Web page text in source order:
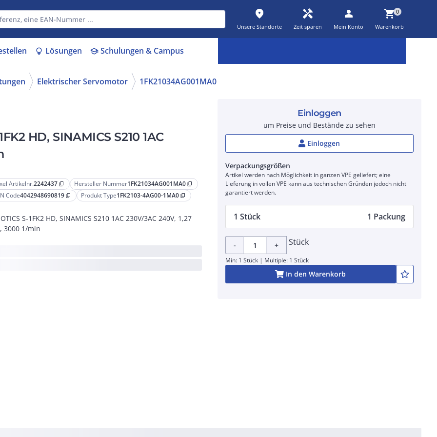
place
Unsere Standorte
handyman
Zeit sparen
person
Mein Konto
shopping_cart0
Warenkorb
lightbulb Lösungen schoolSchulungen & Campus
Elektrischer Servomotor 1FK21034AG001MA0
HD, SINAMICS S210 1AC
Artikelnr.2242437 content_copy Hersteller Nummer1FK21034AG001MA0 content_copy
Code4042948690819 content_copy Produkt Type1FK2103-4AG00-1MA0 content_copy
S-1FK2 HD, SINAMICS S210 1AC 230V/3AC 240V, 1,27
3000 1/min
Einloggen
um Preise und Bestände zu sehen
Einloggen
Verpackungsgrößen
Artikel werden nach Möglichkeit in ganzen VPE geliefert; eine
Lieferung in vollen VPE kann aus technischen Gründen jedoch nicht
garantiert werden.
1 Stück 1 Packung
- + Stück
Min: 1 Stück | Multiple: 1 Stück
In den Warenkorb